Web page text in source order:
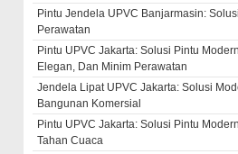
Pintu Jendela UPVC Banjarmasin:
Perawatan
Pintu UPVC Jakarta: Solusi Pintu
Elegan, Dan Minim Perawatan
Jendela Lipat UPVC Jakarta: Solusi
Bangunan Komersial
Pintu UPVC Jakarta: Solusi Pintu
Tahan Cuaca